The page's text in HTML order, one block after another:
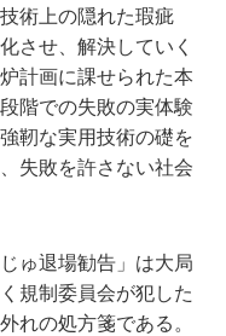
術上の隠れた瑕疵
させ、解決していく
計画に課せられた本
階での失敗の実体験
靭な実用技術の礎を
失敗を許さない社会
ゅ退場勧告」は大局
規制委員会が犯した
れの処方箋である。